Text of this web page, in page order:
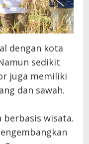
dengan kota
sedikit
juga memiliki
dan sawah.
wisata.